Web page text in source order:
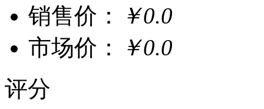
销售价：
￥0.0
市场价：
￥0.0
评分